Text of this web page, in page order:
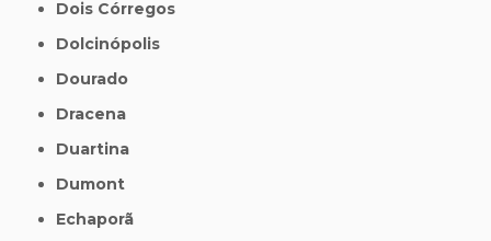
Dois Córregos
Dolcinópolis
Dourado
Dracena
Duartina
Dumont
Echaporã